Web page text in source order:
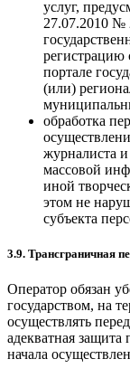
услуг,
27.07.2010 №
регистрацию
портале
(или)
обработка
журналиста и
массовой
иной
этом не
субъекта
3.9. Трансграничная
Оператор обязан
государством, на
осуществлять
адекватная
начала